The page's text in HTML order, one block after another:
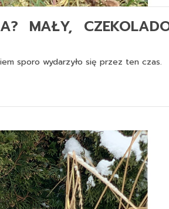
MAŁY,
sporo wydarzyło się przez ten czas.